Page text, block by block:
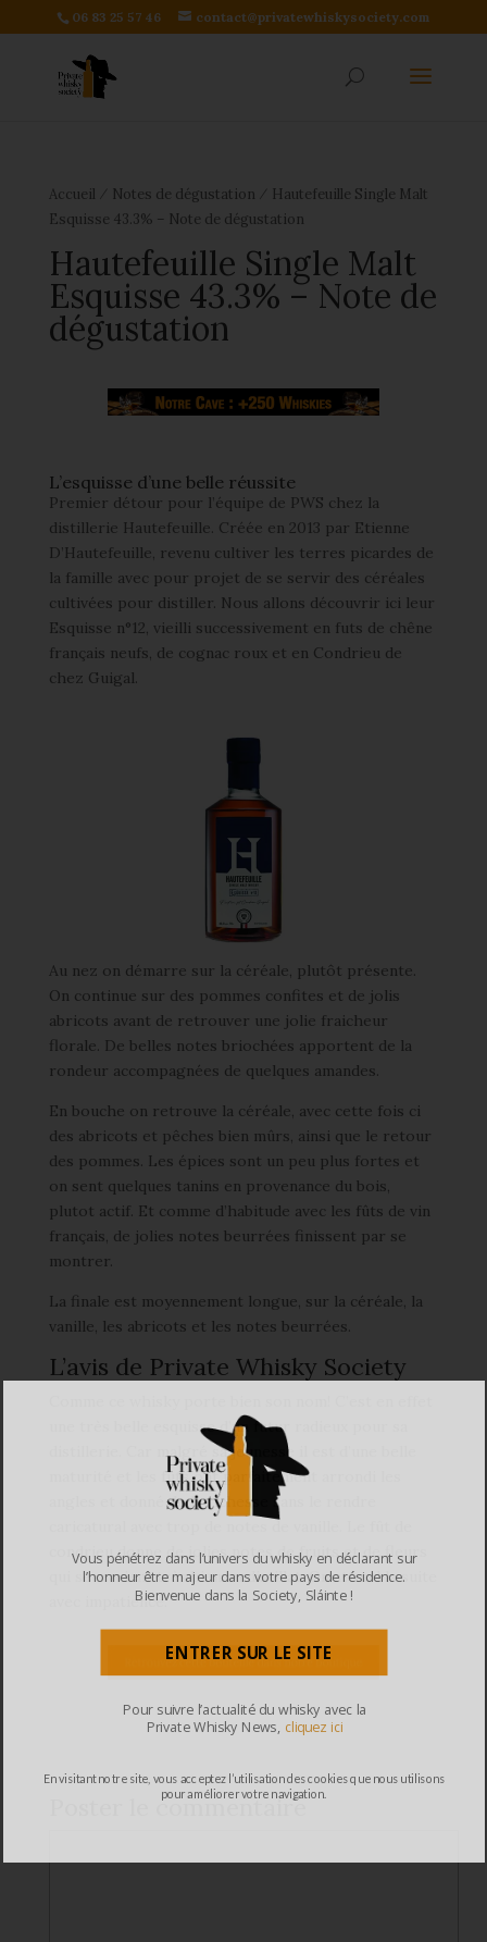
06 83 25 57 46 contact@privatewhiskysociety.com
Accueil Notes de dégustation
Hautefeuille Single Malt
Esquisse 43.3% – Note de dégustation
Hautefeuille Single Malt
Esquisse 43.3% – Note de
dégustation
L’esquisse d’une belle réussite
Premier détour pour l’équipe de PWS chez la
distillerie Hautefeuille. Créée en 2013 par Etienne
D’Hautefeuille, revenu cultiver les terres picardes de
la famille avec pour projet de se servir des céréales
cultivées pour distiller. Nous allons découvrir ici leur
Esquisse n°12, vieilli successivement en futs de chêne
français neufs, de cognac roux et en Condrieu de
chez Guigal.
Au nez on démarre sur la céréale, plutôt présente.
On continue sur des pommes confites et de jolis
abricots avant de retrouver une jolie fraicheur
florale. De belles notes briochées apportent de la
rondeur accompagnées de quelques amandes.
En bouche on retrouve la céréale, avec cette fois ci
des abricots et pêches bien mûrs, ainsi que le retour
des pommes. Les épices sont un peu plus fortes et
on sent quelques tanins en provenance du bois,
plutot actif. Et comme d’habitude avec les fûts de vin
français, de jolies notes beurrées finissent par se
montrer.
La finale est moyennement longue, sur la céréale, la
vanille, les abricots et les notes beurrées.
L’avis de Private Whisky Society
une très belle esquisse d’un futur radieux pour sa
distillerie. Car malgré sa jeunesse il est d’une belle
maturité et les fûts ont parfaitement arrondi les
angles et donné de la richesse sans le rendre
caricatural avec trop de notes de vanille. Le fût de
condrieu donne de jolies notes de fruits et de fleurs
qui se marient très bien au distillat. On attend la suite
avec impatience.
Poster le commentaire
Vous pénétrez dans l’univers du whisky en déclarant sur
l’honneur être majeur dans votre pays de résidence.
Bienvenue dans la Society, Sláinte !
ENTRER SUR LE SITE
En visitant notre site, vous acceptez l’utilisation des cookies que nous utilisons
pour améliorer votre navigation.
Pour suivre l’actualité du whisky avec la
Private Whisky News, cliquez ici